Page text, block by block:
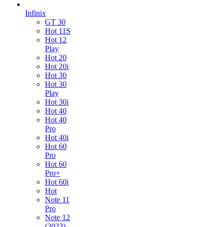
Infinix
GT 30
Hot 11S
Hot 12
Play
Hot 20
Hot 20i
Hot 30
Hot 30
Play
Hot 30i
Hot 40
Hot 40
Pro
Hot 40i
Hot 60
Pro
Hot 60
Pro+
Hot 60i
Hot
Note 11
Pro
Note 12